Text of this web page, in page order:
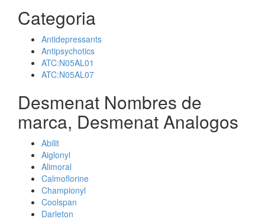
Categoria
Antidepressants
Antipsychotics
ATC:N05AL01
ATC:N05AL07
Desmenat Nombres de
marca, Desmenat Analogos
Abilit
Aiglonyl
Alimoral
Calmoflorine
Championyl
Coolspan
Darleton